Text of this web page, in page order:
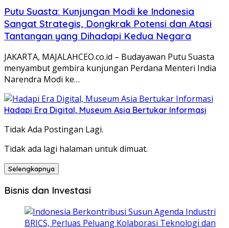
Putu Suasta: Kunjungan Modi ke Indonesia
Sangat Strategis, Dongkrak Potensi dan Atasi
Tantangan yang Dihadapi Kedua Negara
JAKARTA, MAJALAHCEO.co.id – Budayawan Putu Suasta
menyambut gembira kunjungan Perdana Menteri India
Narendra Modi ke…
Hadapi Era Digital, Museum Asia Bertukar Informasi
Tidak Ada Postingan Lagi.
Tidak ada lagi halaman untuk dimuat.
Selengkapnya
Bisnis dan Investasi